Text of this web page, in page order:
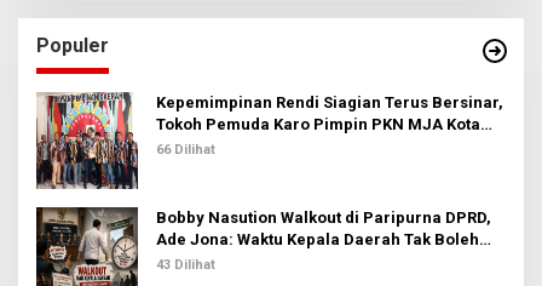
i
u
n
t
u
k
:
Populer
Kepemimpinan Rendi Siagian Terus Bersinar,
Tokoh Pemuda Karo Pimpin PKN MJA Kota
Medan
66 Dilihat
Bobby Nasution Walkout di Paripurna DPRD,
Ade Jona: Waktu Kepala Daerah Tak Boleh
Terbuang Sia-sia
43 Dilihat